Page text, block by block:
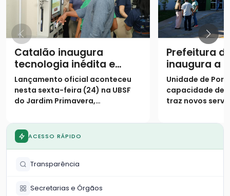
Catalão inaugura
tecnologia inédita e
assume posição de
destaque na saúde
digital no SUS
Lançamento oficial aconteceu
nesta sexta-feira (24) na UBSF
do Jardim Primavera,
o primeiro do país a receber o
projeto de triagem digital
Prefeitura
inaugura a
Unidade
Saúde da
Fayad
Unidade de
capacidade de
traz novos
Primavera e
ACESSO RÁPIDO
Transparência
Secretarias e Órgãos